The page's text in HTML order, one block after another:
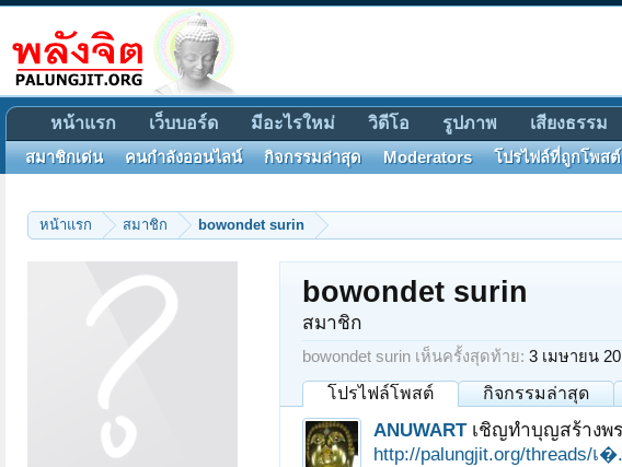
หน้าแรก สมาชิก bowondet surin
bowondet surin
สมาชิก
bowondet surin เห็นครั้งสุดท้าย: 3 เมษายน
โปรไฟล์โพสต์ กิจกรรมล่าสุด
ANUWART เชิญทำบุญสร้างพ
http://palungjit.org/threads/เ
หน้าแรก เว็บบอร์ด มีอะไรใหม่ วิดีโอ รูปภาพ เสียงธรรม
สมาชิกเด่น คนกำลังออนไลน์ กิจกรรมล่าสุด Moderators โปรไฟล์ที่ถูกโพส